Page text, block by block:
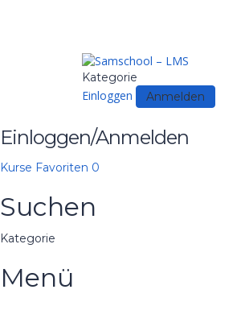
Kategorie
Einloggen Anmelden
Einloggen/Anmelden
Kurse Favoriten 0
Suchen
Kategorie
Menü